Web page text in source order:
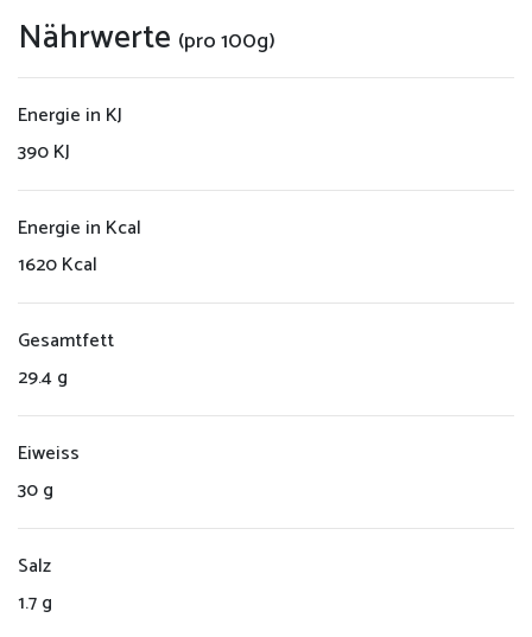
Vertriebspartner
Gastropartner
Kontakt
Datenschutzerklärung
Impressum
Nährwerte (pro 100g)
Energie in KJ
390 KJ
Energie in Kcal
1620 Kcal
Gesamtfett
29.4 g
Eiweiss
30 g
Salz
1.7 g